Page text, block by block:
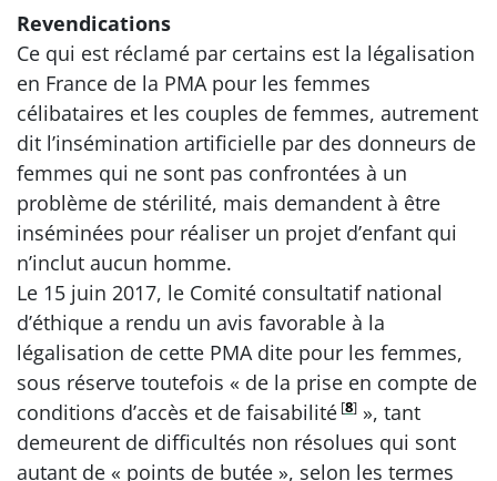
Revendications
Ce qui est réclamé par certains est la légalisation
en France de la PMA pour les femmes
célibataires et les couples de femmes, autrement
dit l’insémination artificielle par des donneurs de
femmes qui ne sont pas confrontées à un
problème de stérilité, mais demandent à être
inséminées pour réaliser un projet d’enfant qui
n’inclut aucun homme.
Le 15 juin 2017, le Comité consultatif national
d’éthique a rendu un avis favorable à la
légalisation de cette PMA dite pour les femmes,
sous réserve toutefois « de la prise en compte de
conditions d’accès et de faisabilité [8] », tant
demeurent de difficultés non résolues qui sont
autant de « points de butée », selon les termes